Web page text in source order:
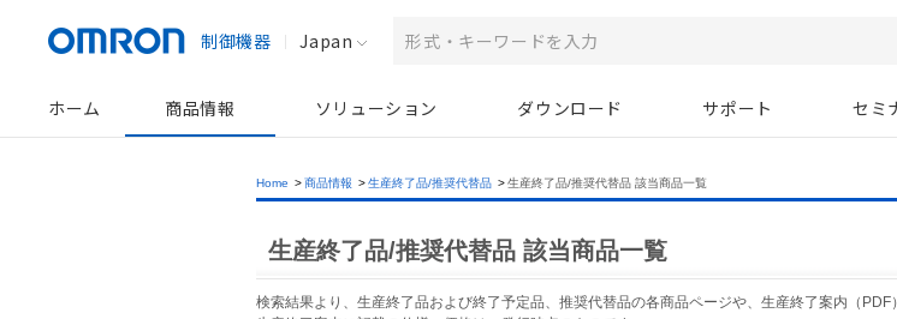
制御機器 Japan
ホーム 商品情報 ソリューション ダウンロード サポート セミ
Home >商品情報 >生産終了品/推奨代替品 >生産終了品/推奨代替品 該当商品一覧
生産終了品/推奨代替品 該当商品一覧
検索結果より、生産終了品および終了予定品、推奨代替品の各商品ページや、生産終了案内（PDF